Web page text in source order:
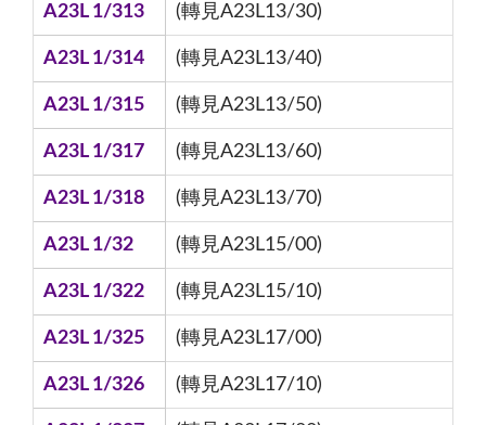
A23L 1/313 (轉見A23L13/30)
A23L 1/314 (轉見A23L13/40)
A23L 1/315 (轉見A23L13/50)
A23L 1/317 (轉見A23L13/60)
A23L 1/318 (轉見A23L13/70)
A23L 1/32 (轉見A23L15/00)
A23L 1/322 (轉見A23L15/10)
A23L 1/325 (轉見A23L17/00)
A23L 1/326 (轉見A23L17/10)